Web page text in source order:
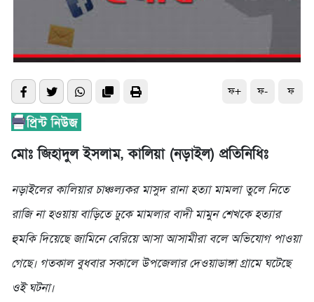
ফ+ ফ- ফ
মোঃ জিহাদুল ইসলাম, কালিয়া (নড়াইল) প্রতিনিধিঃ
নড়াইলের কালিয়ার চাঞ্চল্যকর মাসুদ রানা হত্যা মামলা তুলে নিতে
রাজি না হওয়ায় বাড়িতে ঢুকে মামলার বাদী মামুন শেখকে হত্যার
হুমকি দিয়েছে জামিনে বেরিয়ে আসা আসামীরা বলে অভিযোগ পাওয়া
গেছে। গতকাল বুধবার সকালে উপজেলার দেওয়াডাঙ্গা গ্রামে ঘটেছে
ওই ঘটনা।